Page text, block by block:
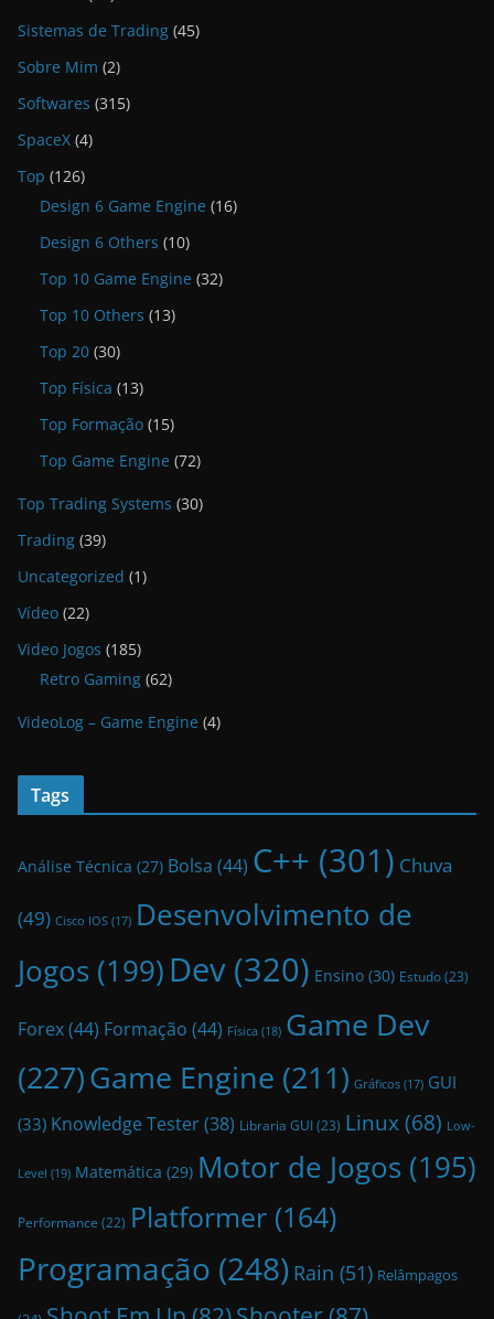
Sistemas de Trading (45)
Sobre Mim (2)
Softwares (315)
SpaceX (4)
Top (126)
Design 6 Game Engine (16)
Design 6 Others (10)
Top 10 Game Engine (32)
Top 10 Others (13)
Top 20 (30)
Top Física (13)
Top Formação (15)
Top Game Engine (72)
Top Trading Systems (30)
Trading (39)
Uncategorized (1)
Vídeo (22)
Video Jogos (185)
Retro Gaming (62)
VideoLog – Game Engine (4)
Tags
Análise Técnica (27) Bolsa (44) C++ (301) Chuva
(49) Cisco IOS (17) Desenvolvimento de
Jogos (199)Dev(320) Ensino (30) Estudo(23)
Forex(44) Formação (44) Física (18) Game Dev
(227)Game Engine (211) Gráficos (17) GUI
(33) Knowledge Tester(38) Libraria GUI(23) Linux(68) Low-
Level (19) Matemática (29) Motor de Jogos (195)
Performance (22) Platformer (164)
Programação (248) Rain (51) Relâmpagos